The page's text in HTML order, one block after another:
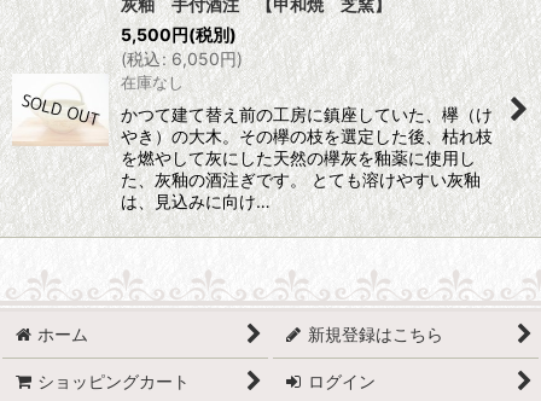
灰釉 手付酒注 【甲和焼 芝窯】
5,500円(税別)
(税込: 6,050円)
在庫なし
かつて建て替え前の工房に鎮座していた、欅（け
やき）の大木。その欅の枝を選定した後、枯れ枝
を燃やして灰にした天然の欅灰を釉薬に使用し
た、灰釉の酒注ぎです。 とても溶けやすい灰釉
は、見込みに向け…
ホーム 新規登録はこちら
ショッピングカート ログイン